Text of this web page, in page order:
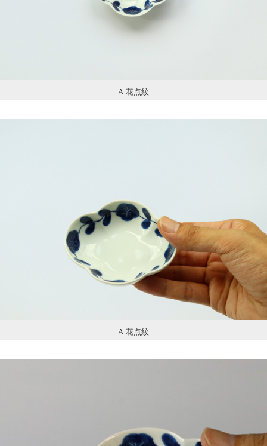
A:花点紋
A:花点紋